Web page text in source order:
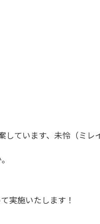
しています、未怜（ミレ
実施いたします！